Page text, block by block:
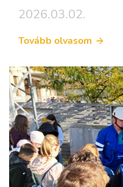
2026.03.02.
Tovább olvasom